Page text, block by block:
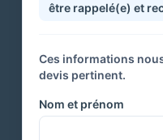
être rappelé(e) et
Ces informations
devis pertinent.
Nom et prénom